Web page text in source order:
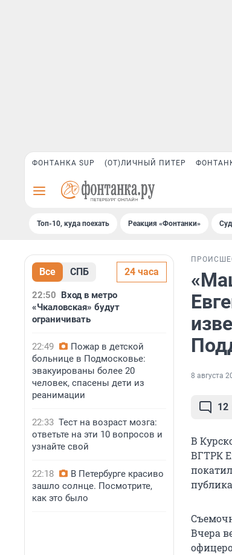
ФОНТАНКА SUP (ОТ)ЛИЧНЫЙ ПИТЕР
Топ-10, куда поехать Реакция «Фонтанки»
Все СПБ 24 часа
22:50 Вход в метро
«Чкаловская» будут
ограничивать
22:49
Пожар в детской
больнице в Подмосковье:
эвакуированы более 20
человек, спасены дети из
реанимации
22:33 Тест на возраст мозга:
ответьте на эти 10 вопросов и
узнайте свой
22:18
В Петербурге красиво
зашло солнце. Посмотрите,
как это было
8 августа
12
В
ВГТРК
Вчера